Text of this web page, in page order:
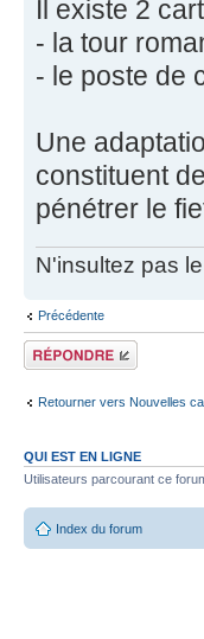
Il existe 2
- la tour
- le poste de
Une
constituent
pénétrer le
N'insultez pas
Précédente
Répondre
Retourner vers Nouvelles
QUI EST EN LIGNE
Utilisateurs parcourant ce
Index du forum